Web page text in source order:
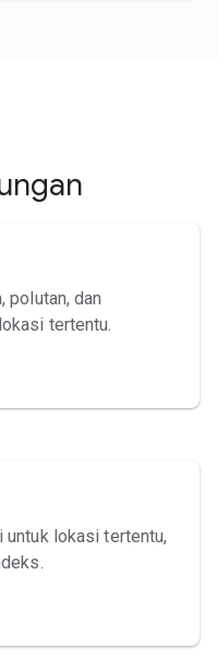
polutan, dan
tertentu.
lokasi tertentu,